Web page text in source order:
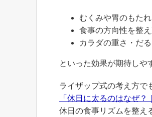
むくみや胃のもた
食事の方向性を整
カラダの重さ・だ
といった効果が期待しや
ライザップ式の考え方で
「休日に太るのはなぜ
休日の食事リズムを整え